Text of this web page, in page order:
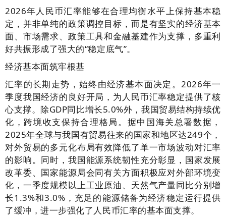
2026年人民币汇率能够在合理均衡水平上保持基本稳
定，并非单纯的政策调控目标，而是有坚实的经济基本
面、市场需求、政策工具和金融基建作为支撑，多重利
好共振形成了强大的“稳定底气”。
经济基本面筑牢根基
汇率的长期走势，始终由经济基本面决定。2026年一
季度我国经济的良好开局，为人民币汇率稳定提供了核
心支撑。除GDP同比增长5.0%外，我国贸易结构持续优
化，跨境收支保持合理格局。据中国海关总署数据，
2025年全球与我国有贸易往来的国家和地区达249个，
对外贸易的多元化布局有效降低了单一市场波动对汇率
的影响。同时，我国能源系统韧性充分彰显，国家发展
改革委、国家能源局会同有关方面积极应对外部环境变
化，一季度规模以上工业原油、天然气产量同比分别增
长1.3%和3.0%，充足的能源储备为经济稳定运行提供
了缓冲，进一步强化了人民币汇率的基本面支撑。